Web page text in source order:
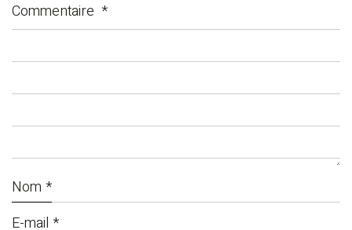
Commentaire *
Nom *
E-mail *